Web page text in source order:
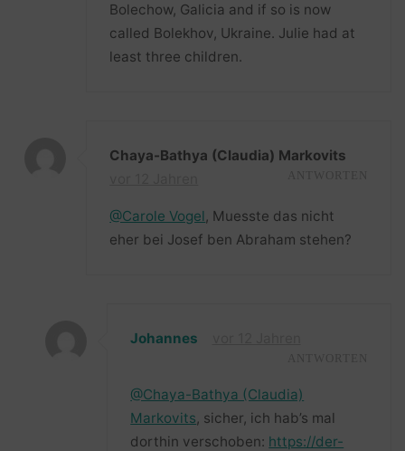
Bolechow, Galicia and if so is now
called Bolekhov, Ukraine. Julie had at
least three children.
Chaya-Bathya (Claudia) Markovits
@Carole Vogel, Muesste das nicht
eher bei Josef ben Abraham stehen?
Johannes
@Chaya-Bathya (Claudia)
Markovits, sicher, ich hab’s mal
dorthin verschoben: https://der-